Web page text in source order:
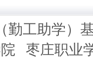
勤工助学）
枣庄职业